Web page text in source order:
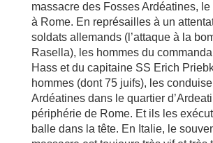
massacre des Fosses Ardéatines,
à Rome. En représailles à un
soldats allemands (l’attaque à la
Rasella), les hommes du
Hass et du capitaine SS Erich
hommes (dont 75 juifs), les
Ardéatines dans le quartier
périphérie de Rome. Et ils les
balle dans la tête. En Italie, le